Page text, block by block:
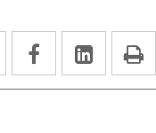
Twitter
Enlace Facebook
Enlace
a
Enlace
a